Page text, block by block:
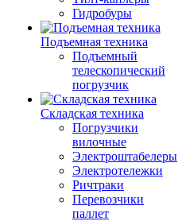
Гидробуры
Подъемная техника
Подъемный
телескопический
погрузчик
Складская техника
Погрузчики
вилочные
Электроштабелеры
Электротележки
Ричтраки
Перевозчики
паллет